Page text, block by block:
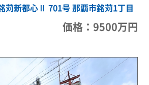
苅新都心Ⅱ 701号 那覇市銘苅1丁目
価格：9500万円